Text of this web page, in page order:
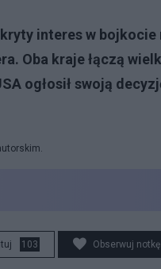
interes w
Oba kraje łączą
ogłosił swoją
103 Obserwuj notkę